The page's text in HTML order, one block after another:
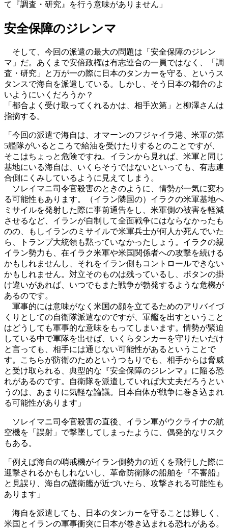
て『調査・研究』を行う意味がありません」
安全保障のジレンマ
そして、今回の派遣の最大の問題は「安全保障のジレン
マ」だ。あくまで安倍政権は有志連合の一員ではなく、「調
査・研究」と万が一の際に日本のタンカーを守る、というス
タンスで海自を派遣している。しかし、そう日本の都合のよ
いようにいくだろうか？
「都合よく受け取ってくれるかは、相手次第」と柳澤さんは
指摘する。
「今回の派遣で海自は、オマーンのフジャイラ港、米軍の第
5艦隊がいるところで給油を受けたりするとのことですが、
そこはちょっと危険ですね。イランから見れば、米軍と同じ
基地にいる海自は、いくらそうではないといっても、有志連
合側にくみしているように見えてしまう。
ソレイマニ司令官殺害のときのように、情勢が一気に変わ
る可能性もあります。（イラン隣国の）イラクの米軍基地へ
ミサイルを発射した際に事前通告をし、米軍側の被害を軽減
させるなど、イランが自制して全面戦争にはならなかったも
のの、もしイランのミサイルで米軍兵士が何人か死んでいた
ら、トランプ大統領も黙っていなかったしょう。イラクの親
イラン勢力も、在イラク米軍や米国関係者への攻撃を続ける
かもしれませんし、それをイラン側もコントロールできない
かもしれません。対立そのものは残っているし、ボタンの掛
け違いがあれば、いつでもまた戦争が勃発するような危機が
あるのです。
軍事的には意味がなく米国の顔を立てるためのアリバイづ
くりとしての自衛隊派遣なのですが、軍艦を出すということ
はどうしても軍事的な意味をもってしまいます。情勢が緊迫
している中で軍隊を出せば、いくらタンカーを守りたいだけ
と言っても、相手には通じない可能性があるということで
す。こちらが防衛のためというつもりでも、相手からは脅威
と受け取られる、典型的な『安全保障のジレンマ』に陥る恐
れがあるのです。自衛隊を派遣していれば大丈夫だろうとい
うのは、あまりに気軽な論議。日本自体が戦争に巻き込まれ
る可能性があります」
ソレイマニ司令官殺害の直後、イラン軍がウクライナの航
空機を「誤射」で撃墜してしまったように、偶発的なリスク
もある。
「例えば海自の哨戒機がイラン側勢力の近くを飛行した際に
迎撃されるかもしれないし、革命防衛隊の船舶を『不審船』
と見誤り、海自の護衛艦が近づいたら、攻撃される可能性も
あります」
海自を派遣しても、日本のタンカーを守ることは難しく、
米国とイランの軍事衝突に日本が巻き込まれる恐れがある。